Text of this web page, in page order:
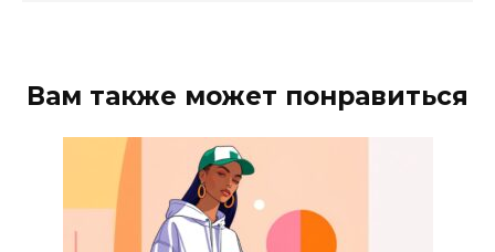
Вам также может понравиться